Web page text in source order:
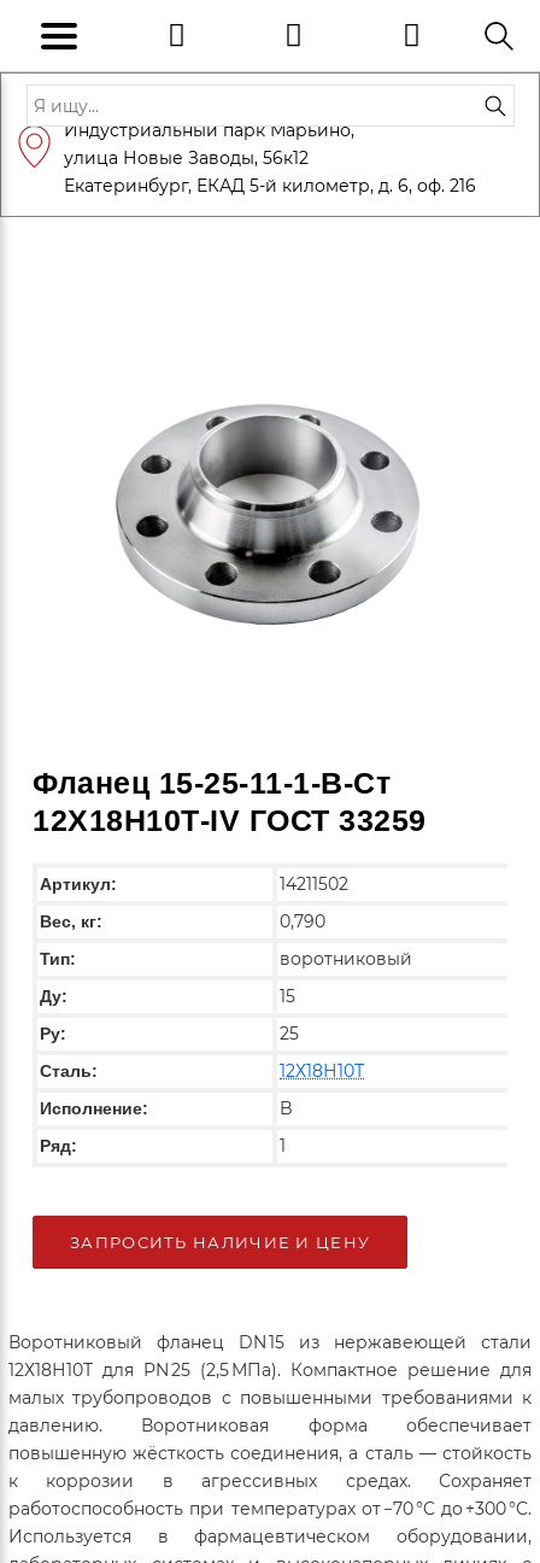
+7 (812) 600-10-15
info@eversteel.ru
Адрес: Санкт-Петербург, Петергоф,
Индустриальный парк Марьино,
улица Новые Заводы, 56к12
Екатеринбург, ЕКАД 5-й километр, д. 6, оф. 216
ЗАКАЗАТЬ ЗВОНОК
Фланец 15-25-11-1-B-Ст
12Х18Н10Т-IV ГОСТ 33259
Артикул: 14211502
Вес, кг: 0,790
Тип: воротниковый
Ду: 15
Ру: 25
Сталь: 12Х18Н10Т
Исполнение: B
Ряд: 1
ЗАПРОСИТЬ НАЛИЧИЕ И ЦЕНУ
Воротниковый фланец DN 15 из нержавеющей стали
12Х18Н10Т для PN 25 (2,5 МПа). Компактное решение для
малых трубопроводов с повышенными требованиями к
давлению. Воротниковая форма обеспечивает
повышенную жёсткость соединения, а сталь — стойкость
к коррозии в агрессивных средах. Сохраняет
работоспособность при температурах от −70 °C до +300 °C.
Используется в фармацевтическом оборудовании,